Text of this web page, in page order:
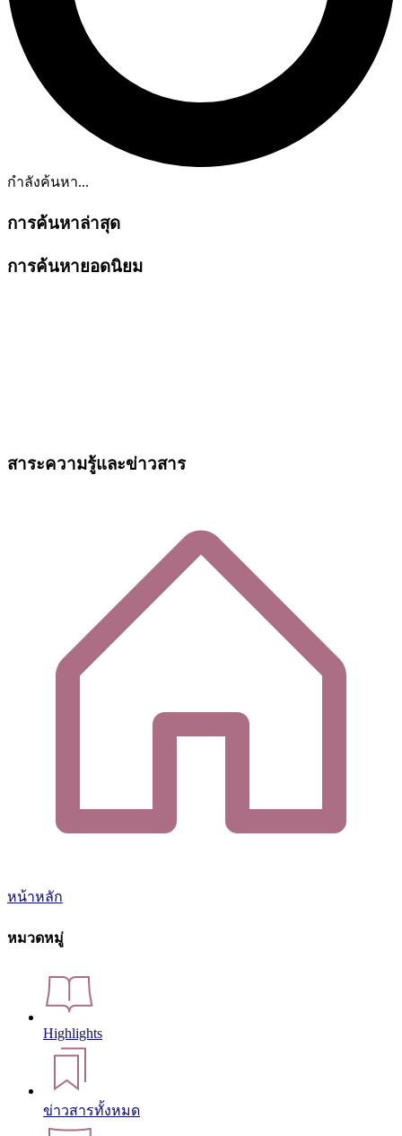
กำลังค้นหา...
การค้นหาล่าสุด
การค้นหายอดนิยม
สาระความรู้และข่าวสาร
หน้าหลัก
หมวดหมู่
Highlights
ข่าวสารทั้งหมด